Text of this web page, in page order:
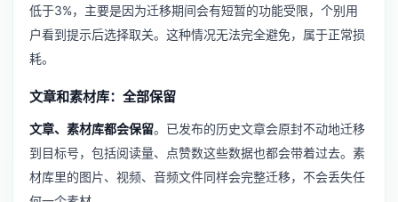
低于3%，主要是因为迁移期间会有短暂的功能受限，个别用
户看到提示后选择取关。这种情况无法完全避免，属于正常损
耗。
文章和素材库：全部保留
文章、素材库都会保留。已发布的历史文章会原封不动地迁移
到目标号，包括阅读量、点赞数这些数据也都会带着过去。素
材库里的图片、视频、音频文件同样会完整迁移，不会丢失任